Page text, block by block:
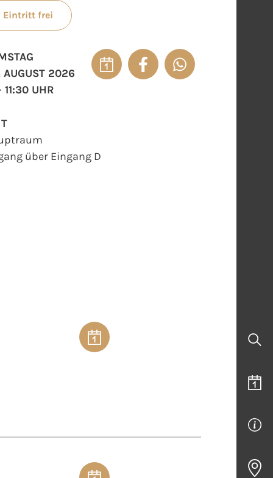
Eintritt frei
2026
11:30 UHR
über Eingang D